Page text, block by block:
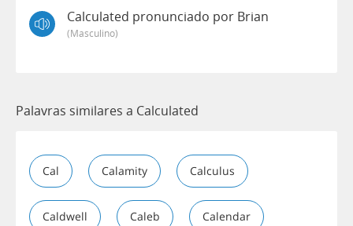
Calculated pronunciado por Brian
(masculino)
Palavras similares a Calculated
Cal Calamity Calculus
Caldwell Caleb Calendar